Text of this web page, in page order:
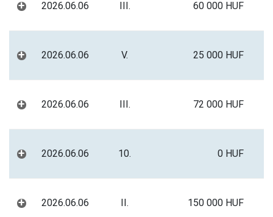
+ 2026.06.06 III. 60 000 HUF
+ 2026.06.06 V. 25 000 HUF
+ 2026.06.06 III. 72 000 HUF
+ 2026.06.06 10. 0 HUF
+ 2026.06.06 II. 150 000 HUF